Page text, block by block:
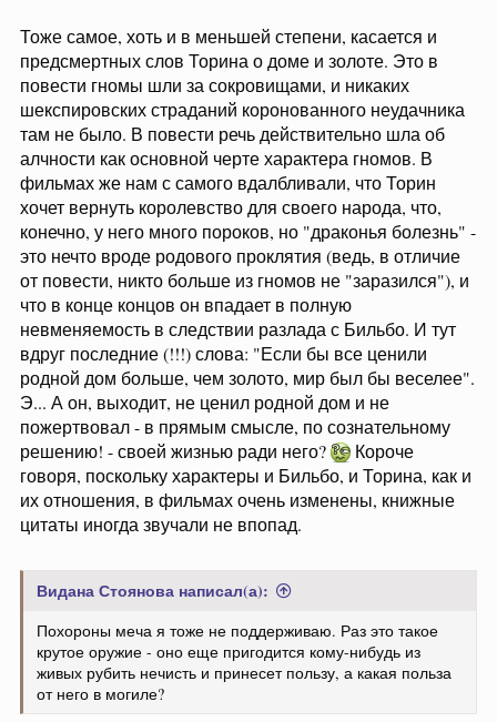
Тоже самое, хоть и в меньшей степени, касается и
предсмертных слов Торина о доме и золоте. Это в
повести гномы шли за сокровищами, и никаких
шекспировских страданий коронованного неудачника
там не было. В повести речь действительно шла об
алчности как основной черте характера гномов. В
фильмах же нам с самого вдалбливали, что Торин
хочет вернуть королевство для своего народа, что,
конечно, у него много пороков, но "драконья болезнь" -
это нечто вроде родового проклятия (ведь, в отличие
от повести, никто больше из гномов не "заразился"), и
что в конце концов он впадает в полную
невменяемость в следствии разлада с Бильбо. И тут
вдруг последние (!!!) слова: "Если бы все ценили
родной дом больше, чем золото, мир был бы веселее".
Э... А он, выходит, не ценил родной дом и не
пожертвовал - в прямым смысле, по сознательному
решению! - своей жизнью ради него?
Короче
говоря, поскольку характеры и Бильбо, и Торина, как и
их отношения, в фильмах очень изменены, книжные
цитаты иногда звучали не впопад.
Видана Стоянова написал(а):
Похороны меча я тоже не поддерживаю. Раз это такое
крутое оружие - оно еще пригодится кому-нибудь из
живых рубить нечисть и принесет пользу, а какая польза
от него в могиле?